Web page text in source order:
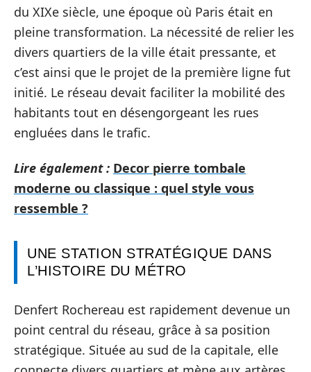
du XIXe siècle, une époque où Paris était en
pleine transformation. La nécessité de relier les
divers quartiers de la ville était pressante, et
c’est ainsi que le projet de la première ligne fut
initié. Le réseau devait faciliter la mobilité des
habitants tout en désengorgeant les rues
engluées dans le trafic.
Lire également : Decor pierre tombale
moderne ou classique : quel style vous
ressemble ?
UNE STATION STRATÉGIQUE DANS
L’HISTOIRE DU MÉTRO
Denfert Rochereau est rapidement devenue un
point central du réseau, grâce à sa position
stratégique. Située au sud de la capitale, elle